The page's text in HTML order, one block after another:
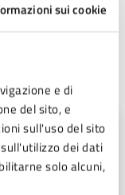
sui cookie
e di
del sito, e
sull'uso del sito
dei dati
solo alcuni,